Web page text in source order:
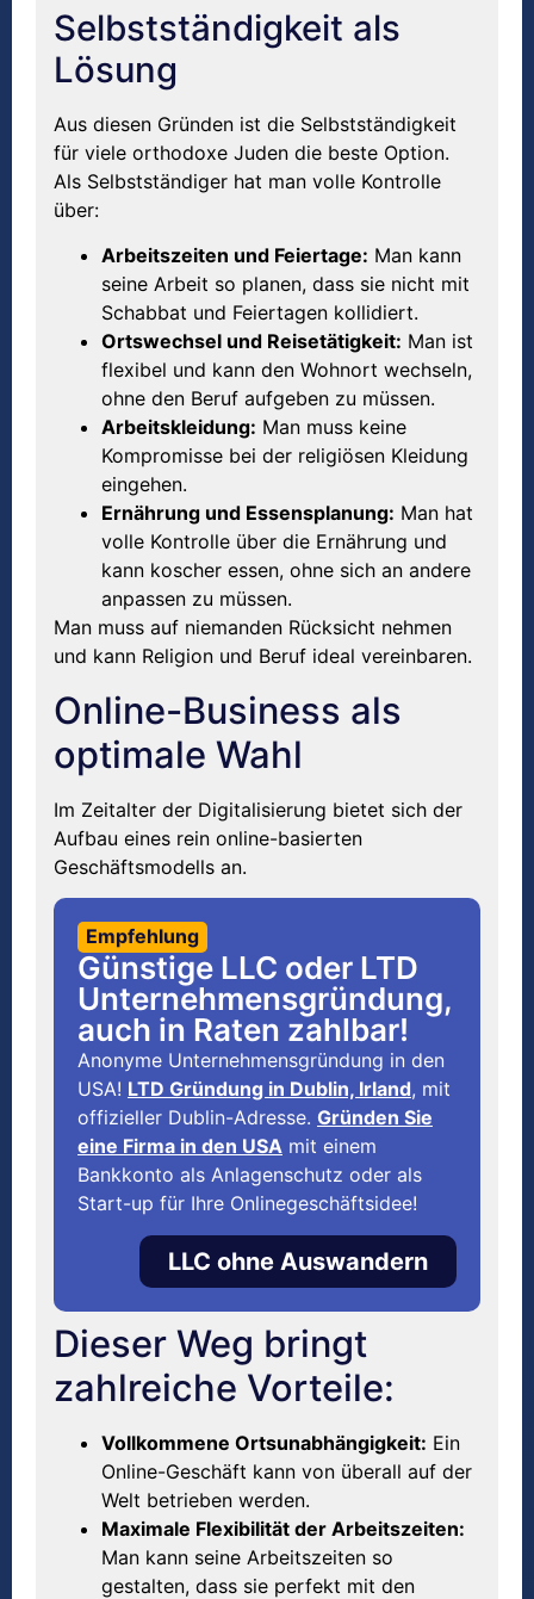
Selbstständigkeit als
Lösung
Aus diesen Gründen ist die Selbstständigkeit
für viele orthodoxe Juden die beste Option.
Als Selbstständiger hat man volle Kontrolle
über:
Arbeitszeiten und Feiertage: Man kann
seine Arbeit so planen, dass sie nicht mit
Schabbat und Feiertagen kollidiert.
Ortswechsel und Reisetätigkeit: Man ist
flexibel und kann den Wohnort wechseln,
ohne den Beruf aufgeben zu müssen.
Arbeitskleidung: Man muss keine
Kompromisse bei der religiösen Kleidung
eingehen.
Ernährung und Essensplanung: Man hat
volle Kontrolle über die Ernährung und
kann koscher essen, ohne sich an andere
anpassen zu müssen.
Man muss auf niemanden Rücksicht nehmen
und kann Religion und Beruf ideal vereinbaren.
Online-Business als
optimale Wahl
Im Zeitalter der Digitalisierung bietet sich der
Aufbau eines rein online-basierten
Geschäftsmodells an.
Empfehlung
Günstige LLC oder LTD
Unternehmensgründung,
auch in Raten zahlbar!
Anonyme Unternehmensgründung in den
USA! LTD Gründung in Dublin, Irland, mit
offizieller Dublin-Adresse. Gründen Sie
eine Firma in den USA mit einem
Bankkonto als Anlagenschutz oder als
Start-up für Ihre Onlinegeschäftsidee!
LLC ohne Auswandern
Dieser Weg bringt
zahlreiche Vorteile:
Vollkommene Ortsunabhängigkeit: Ein
Online-Geschäft kann von überall auf der
Welt betrieben werden.
Maximale Flexibilität der Arbeitszeiten:
Man kann seine Arbeitszeiten so
gestalten, dass sie perfekt mit den